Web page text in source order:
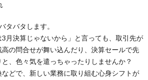
タバタします。
月決算じゃないから」と言っても、取引先が
の問合せが舞い込んだり、決算セールで先
、色々気を遣っちゃったりしませんか？
などで、新しい業務に取り組む心身シフトが